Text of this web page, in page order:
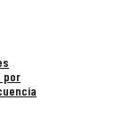
por